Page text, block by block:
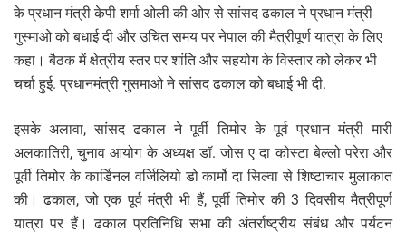
के प्रधान मंत्री केपी शर्मा ओली की ओर से सांसद ढकाल ने प्रधान मंत्री
गुस्माओ को बधाई दी और उचित समय पर नेपाल की मैत्रीपूर्ण यात्रा के लिए
कहा। बैठक में क्षेत्रीय स्तर पर शांति और सहयोग के विस्तार को लेकर भी
चर्चा हुई. प्रधानमंत्री गुसमाओ ने सांसद ढकाल को बधाई भी दी.
इसके अलावा, सांसद ढकाल ने पूर्वी तिमोर के पूर्व प्रधान मंत्री मारी
अलकातिरी, चुनाव आयोग के अध्यक्ष डॉ. जोस ए दा कोस्टा बेल्लो परेरा और
पूर्वी तिमोर के कार्डिनल वर्जिलियो डो कार्मो दा सिल्वा से शिष्टाचार मुलाकात
की। ढकाल, जो एक पूर्व मंत्री भी हैं, पूर्वी तिमोर की 3 दिवसीय मैत्रीपूर्ण
यात्रा पर हैं। ढकाल प्रतिनिधि सभा की अंतर्राष्ट्रीय संबंध और पर्यटन